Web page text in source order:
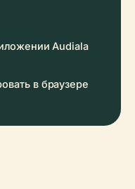
Audiala
в браузере